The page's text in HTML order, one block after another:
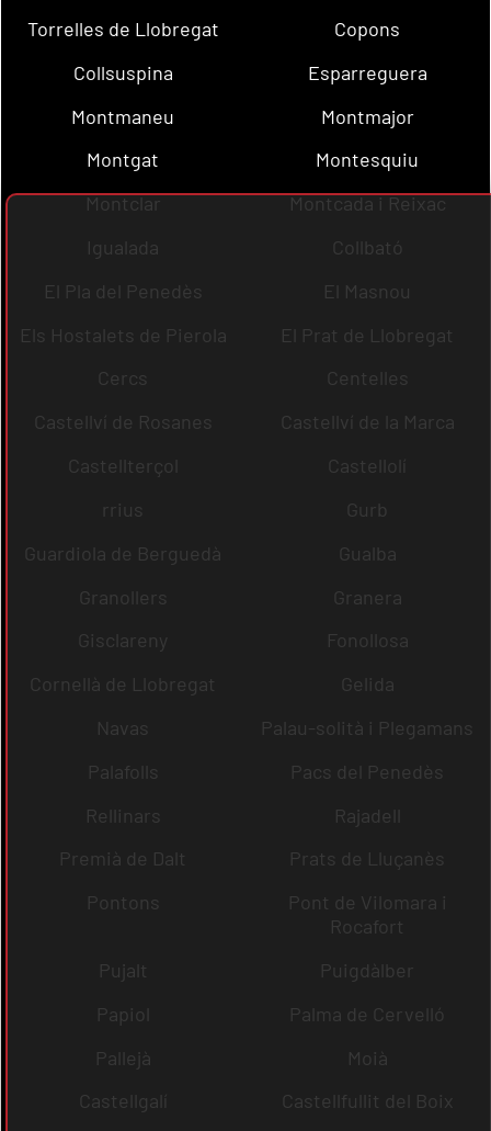
Torrelles de Llobregat
Copons
Collsuspina
Esparreguera
Montmaneu
Montmajor
Montgat
Montesquiu
Montclar
Montcada i Reixac
Igualada
Collbató
El Pla del Penedès
El Masnou
Els Hostalets de Pierola
El Prat de Llobregat
Cercs
Centelles
Castellví de Rosanes
Castellví de la Marca
Castellterçol
Castellolí
rrius
Gurb
Guardiola de Berguedà
Gualba
Granollers
Granera
Gisclareny
Fonollosa
Cornellà de Llobregat
Gelida
Navas
Palau-solità i Plegamans
Palafolls
Pacs del Penedès
Rellinars
Rajadell
Premià de Dalt
Prats de Lluçanès
Pontons
Pont de Vilomara i
Rocafort
Pujalt
Puigdàlber
Papiol
Palma de Cervelló
Pallejà
Moià
Castellgalí
Castellfullit del Boix